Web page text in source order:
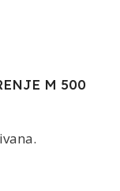
M 500